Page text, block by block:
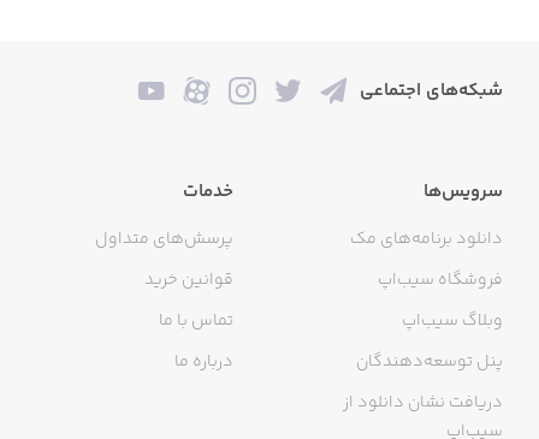
شبکه‌های اجتماعی
سرویس‌ها
دانلود برنامه‌های مک
فروشگاه سیب‌اپ
وبلاگ سیب‌اپ
پنل توسعه‌دهندگان
دریافت نشان دانلود از
سیب‌اپ
خدمات
پرسش‌های متداول
قوانین خرید
تماس با ما
درباره ما